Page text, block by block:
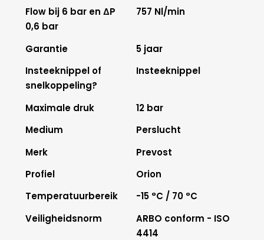
Flow bij 6 bar en ΔP
0,6 bar
757 Nl/min
Garantie
5 jaar
Insteeknippel of
snelkoppeling?
Insteeknippel
Maximale druk
12 bar
Medium
Perslucht
Merk
Prevost
Profiel
Orion
Temperatuurbereik
-15 °C / 70 °C
Veiligheidsnorm
ARBO conform - ISO
4414